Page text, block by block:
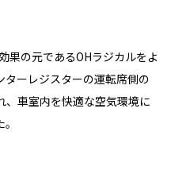
果の元であるOHラジカルをよ
ターレジスターの運転席側の
車室内を快適な空気環境に